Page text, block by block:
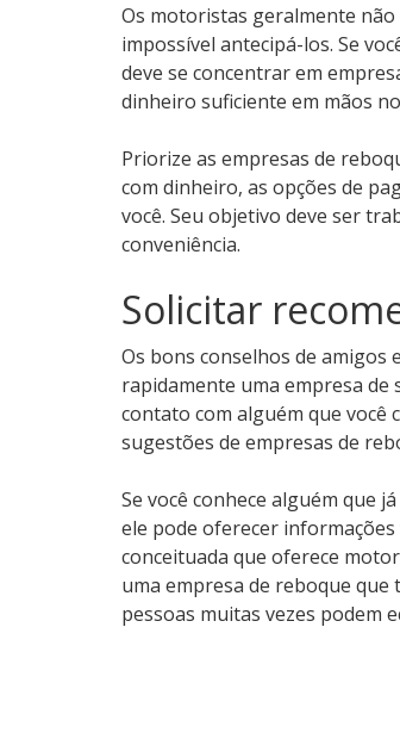
Os motoristas geralmente
impossível antecipá-los. Se
deve se concentrar em
dinheiro suficiente em mãos
Priorize as empresas de
com dinheiro, as opções de
você. Seu objetivo deve ser
conveniência.
Solicitar
Os bons conselhos de amigos
rapidamente uma empresa
contato com alguém que você
sugestões de empresas de
Se você conhece alguém que
ele pode oferecer informações
conceituada que oferece
uma empresa de reboque que
pessoas muitas vezes podem